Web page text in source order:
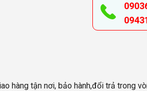
hàng tận nơi, bảo hành,đổi trả trong